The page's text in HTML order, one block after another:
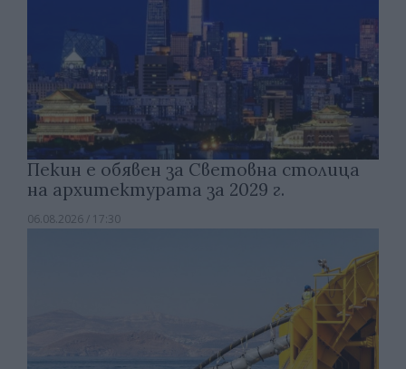
Пекин е обявен за Световна столица
на архитектурата за 2029 г.
06.08.2026 / 17:30